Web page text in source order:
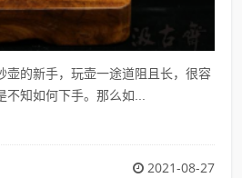
壶的新手，玩壶一途道阻且长，很容
知如何下手。那么如...
2021-08-27